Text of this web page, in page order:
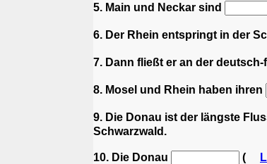
5. Main und Neckar sind
6. Der Rhein entspringt in der
7. Dann fließt er an der
8. Mosel und Rhein haben ihren
9. Die Donau ist der längste
Schwarzwald.
10. Die Donau ( L